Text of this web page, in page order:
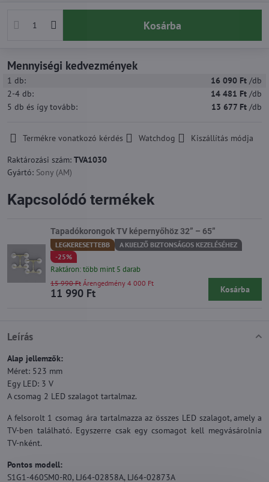
Kosárba
Mennyiségi kedvezmények
1 db: 16 090 Ft /db
2-4 db: 14 481 Ft /db
5 db és így tovább: 13 677 Ft /db
Termékre vonatkozó kérdés Watchdog
Kiszállítás módja
Raktározási szám: TVA1030
Gyártó: Sony (AM)
Leírás
Alap jellemzők:
Méret: 523 mm
Egy LED: 3 V
A csomag 2 LED szalagot tartalmaz.
A felsorolt 1 csomag ára tartalmazza az összes LED szalagot, amely a
TV-ben található. Egyszerre csak egy csomagot kell megvásárolnia
TV-nként.
Pontos modell:
S1G1-460SM0-R0, LJ64-02858A, LJ64-02873A
Kapcsolódó termékek
Tapadókorongok TV képernyőhöz 32” – 65”
LEGKERESETTEBB
A KIJELZŐ BIZTONSÁGOS KEZELÉSÉHEZ
-25%
Raktáron: több mint 5 darab
11 990 Ft
15 990 Ft Árengedmény 4 000 Ft
Kosárba